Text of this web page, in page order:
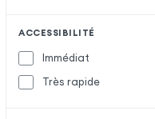
ACCESSIBILITÉ
Immédiat
Très rapide